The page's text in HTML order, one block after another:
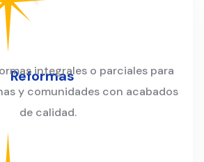
Reformas
integrales o parciales para
y comunidades con acabados
de calidad.